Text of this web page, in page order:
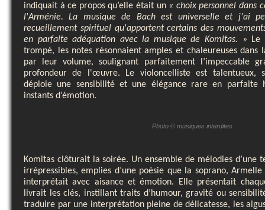
indiquait à ce propos qu’elle était un « choix personnel dans
l'Arménie. La musique de Bach est universelle et j'ai
recueillement spirituel qu'apportent certains des
en parfaite adéquation avec la musique de Komitas. »
Le
trompé, les notes résonnaient amples et chaleureuses dans
par leur volume, soulignant parfaitement l’impeccable
profondeur de l'œuvre. Le violoncelliste est talentueux,
déploie une sensibilité et une élégance rare en parfaite
instants d’émotion.
Photo © musiques interdites
Komitas clôturait la soirée. Un ensemble de mélodies d’une
irrépressibles, emplies d’une poésie que la soprano,
interprétait avec aisance et émotion. Elle présentait
livrait les clés, instillant traits d’humour, gravité ou
traduire par une interprétation pleine de délicatesse, les